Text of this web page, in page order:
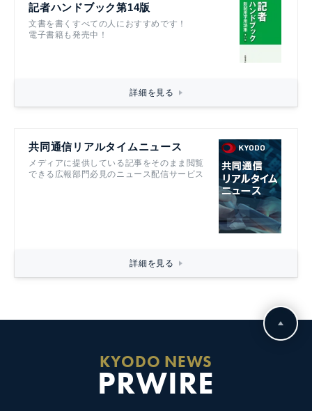
記者ハンドブック第14版
文書を書くすべての人におすすめです！
電子書籍も発売中！
詳細を見る
共同通信リアルタイムニュース
メディアに提供している記事をそのまま閲覧
できる広報部門必見のニュース配信サービス
詳細を見る
KYODO NEWS
PRWIRE